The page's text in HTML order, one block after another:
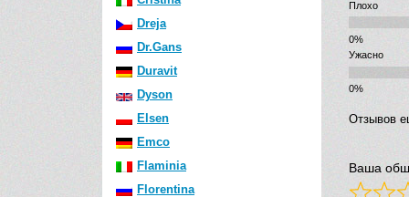
Dreja
Dr.Gans
Duravit
Dyson
Elsen
Emco
Flaminia
Florentina
Плохо
Ужасно
Отзывов
Ваша